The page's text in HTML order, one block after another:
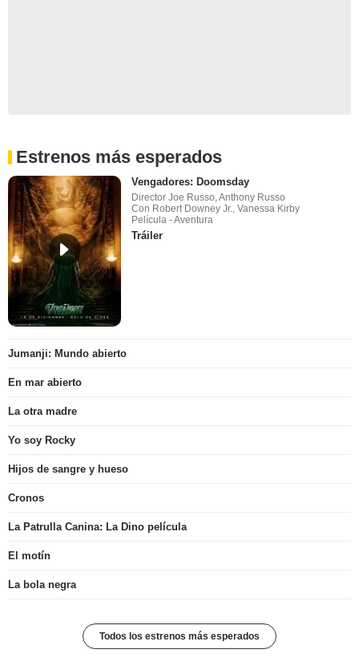
Estrenos más esperados
Vengadores: Doomsday
Director Joe Russo, Anthony Russo
Con Robert Downey Jr., Vanessa Kirby
Película - Aventura
Tráiler
Jumanji: Mundo abierto
En mar abierto
La otra madre
Yo soy Rocky
Hijos de sangre y hueso
Cronos
La Patrulla Canina: La Dino película
El motín
La bola negra
Todos los estrenos más esperados